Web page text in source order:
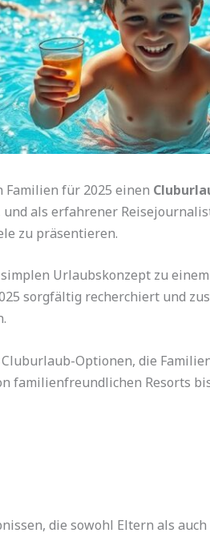
Familien für 2025 einen
als erfahrener
zu präsentieren.
Urlaubskonzept zu
sorgfältig recherchiert und
Optionen, die
familienfreundlichen Resorts
die sowohl Eltern als